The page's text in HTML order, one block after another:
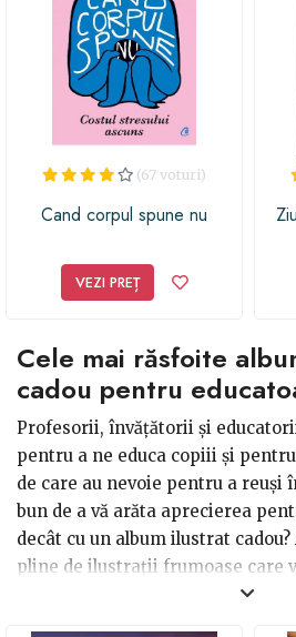
(67 voturi)
Cand corpul spune nu
VEZI PREȚ
Cele mai răsfoite
cadou pentru
Profesorii, învățătorii și
pentru a ne educa copiii și
de care au nevoie pentru a reuși
bun de a vă arăta aprecierea
decât cu un album ilustrat
pline de ilustrații frumoase care
creativitatea atât copiilor, cât și